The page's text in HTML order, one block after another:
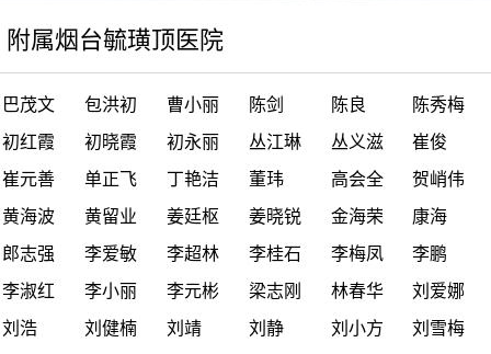
附属烟台毓璜顶医院
巴茂文 包洪初 曹小丽 陈剑 陈良
陈秀梅
初红霞
初晓霞 初永丽 丛江琳 丛义滋
崔俊
崔元善
单正飞 丁艳洁 董玮 高会全
贺峭伟
黄海波
黄留业 姜廷枢 姜晓锐 金海荣
康海
郎志强
李爱敏 李超林 李桂石 李梅凤
李鹏
李淑红
李小丽 李元彬 梁志刚 林春华
刘爱娜
刘浩
刘健楠 刘靖 刘静 刘小方
刘雪梅